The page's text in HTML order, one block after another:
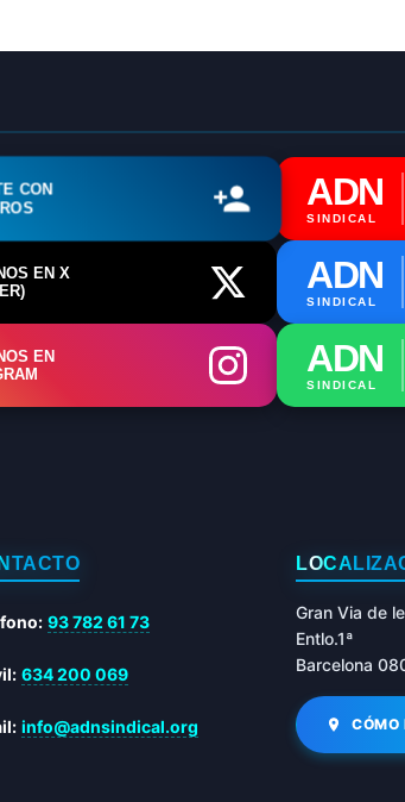
CON
ADN
SINDICAL
EN X
ADN
SINDICAL
EN
ADN
SINDICAL
93 782 61 73
634 200 069
info@adnsindical.org
Gran Via de
Entlo.1ª
Barcelona
CÓMO